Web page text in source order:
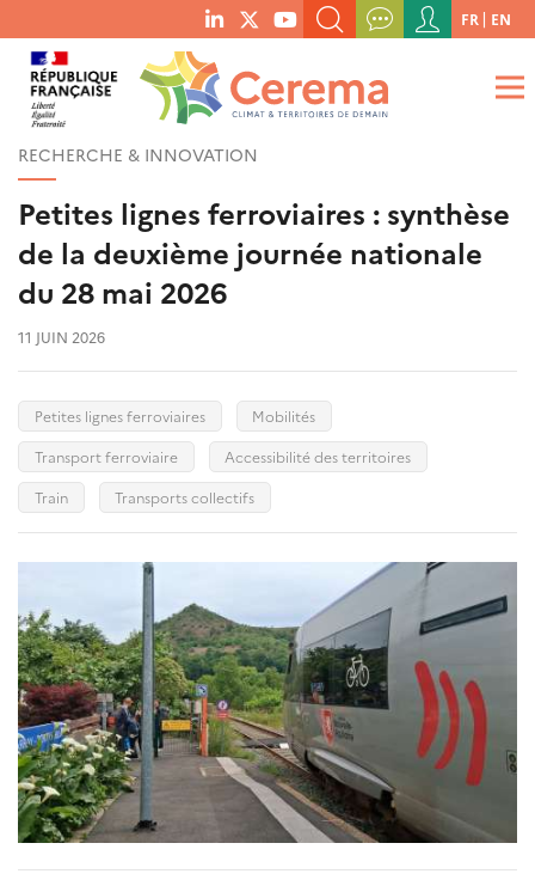
menu
social
links
RECHERCHER UN MOT-CLÉ, UNE PUBLICATION, ETC.
QUE RECHERCHEZ-VOUS ?
Menu
du
compte
de
FR EN
RECHERCHE & INNOVATION
Petites lignes ferroviaires : synthèse
de la deuxième journée nationale
du 28 mai 2026
11 JUIN 2026
Petites lignes ferroviaires
Mobilités
Transport ferroviaire
Accessibilité des territoires
Train
Transports collectifs